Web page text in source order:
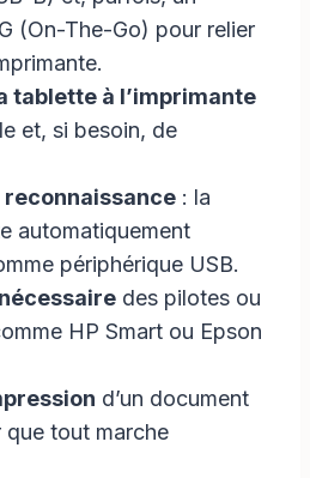
(On-The-Go) pour relier
tablette à l’imprimante
et, si besoin, de
reconnaissance : la
automatiquement
périphérique USB.
des pilotes ou
HP Smart ou Epson
d’un document
tout marche